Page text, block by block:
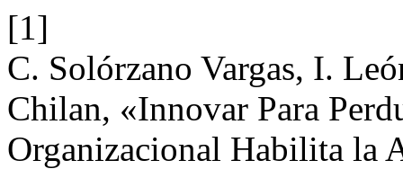
[1]
C. Solórzano Vargas, I.
Chilan, «Innovar Para
Organizacional Habilita la